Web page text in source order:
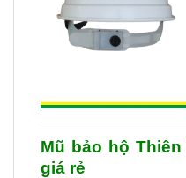
Mũ bảo hộ
giá rẻ